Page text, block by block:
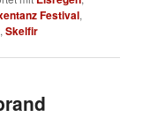
Festival,
,Skelfir